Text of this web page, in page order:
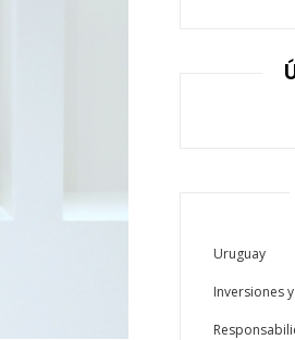
Uruguay
Inversiones